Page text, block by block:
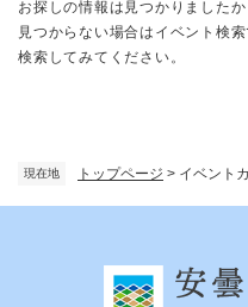
現在地 トップページ > イベント
お探しの情報は見つかりましたか
見つからない場合はイベント検
検索してみてください。